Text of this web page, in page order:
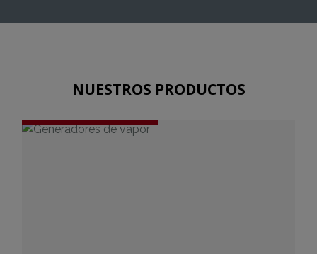
NUESTROS PRODUCTOS